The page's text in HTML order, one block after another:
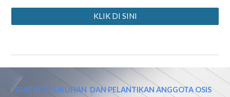
KLIK DI SINI
GIAT PENGUKUHAN DAN PELANTIKAN ANGGOTA OSIS